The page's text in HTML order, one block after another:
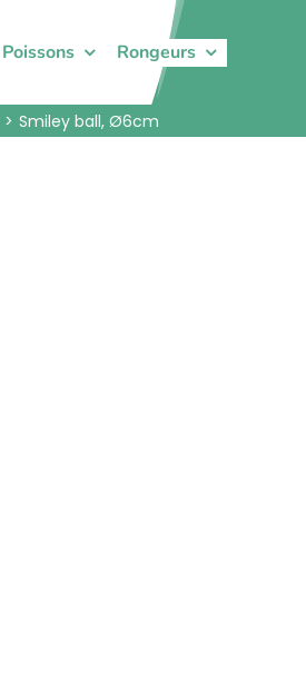
Poissons Rongeurs
Smiley ball, Ø6cm